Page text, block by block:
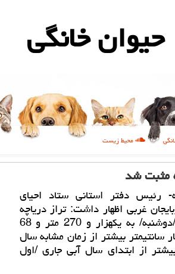
حیوان خانگی
محیط زیست
مثبت شد
رئیس دفتر استانی ستاد احیای
غربی اظهار داشت: تراز دریاچه
ارومیه بامداد امروز /دوشنبه/ به یكهزار و 270 متر و 68
سانتیمتر بیشتر از زمان مشابه سال
بیشتر از ابتدای سال آبی جاری /اول